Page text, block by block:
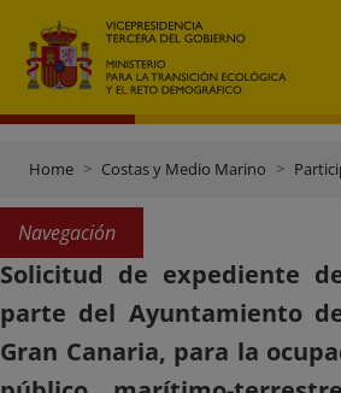
Home Costas y Medio Marino
Navegación
Solicitud de expediente
parte del Ayuntamiento
Gran Canaria, para la